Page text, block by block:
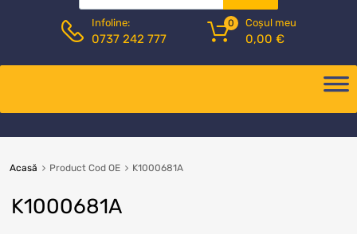
Infoline:
0737 242 777
Coșul meu
0,00 €
0
Acasă Product Cod OE K1000681A
K1000681A